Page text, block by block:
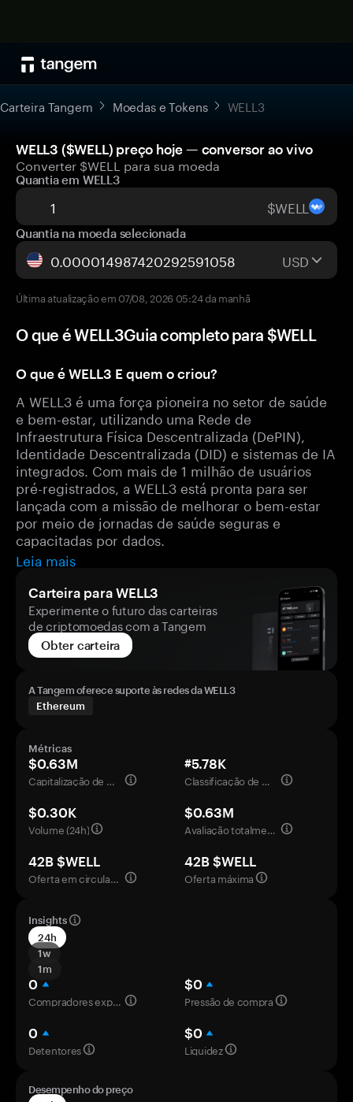
Carteira Tangem Moedas e Tokens WELL3
WELL3 ($WELL) preço hoje — conversor ao vivo
Converter $WELL para sua moeda
Quantia em WELL3
$WELL
Quantia na moeda selecionada
USD
Última atualização em 07/08, 2026 05:24 da manhã
O que é WELL3Guia completo para $WELL
O que é WELL3 E quem o criou?
A WELL3 é uma força pioneira no setor de saúde
e bem-estar, utilizando uma Rede de
Infraestrutura Física Descentralizada (DePIN),
Identidade Descentralizada (DID) e sistemas de IA
integrados. Com mais de 1 milhão de usuários
pré-registrados, a WELL3 está pronta para ser
lançada com a missão de melhorar o bem-estar
por meio de jornadas de saúde seguras e
capacitadas por dados.
Leia mais
Carteira para WELL3
Experimente o futuro das carteiras
de criptomoedas com a Tangem
Obter carteira
A Tangem oferece suporte às redes da WELL3
Ethereum
Métricas
$0.63M
Capitalização de mercado
#5.78K
Classificação de mercado
$0.30K
Volume (24h)
$0.63M
Avaliação totalmente diluída
42B $WELL
Oferta em circulação
42B $WELL
Oferta máxima
Insights
24h
1w
1m
0
Compradores experientes
$0
Pressão de compra
0
Detentores
$0
Liquidez
Desempenho do preço